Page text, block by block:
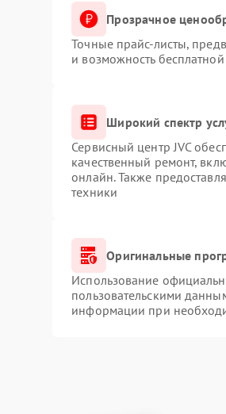
Прозрачное
Точные прайс-листы,
и возможность
Широкий спектр
Сервисный центр JVC
качественный ремонт,
онлайн. Также
техники
Оригинальные
Использование
пользовательскими
информации при